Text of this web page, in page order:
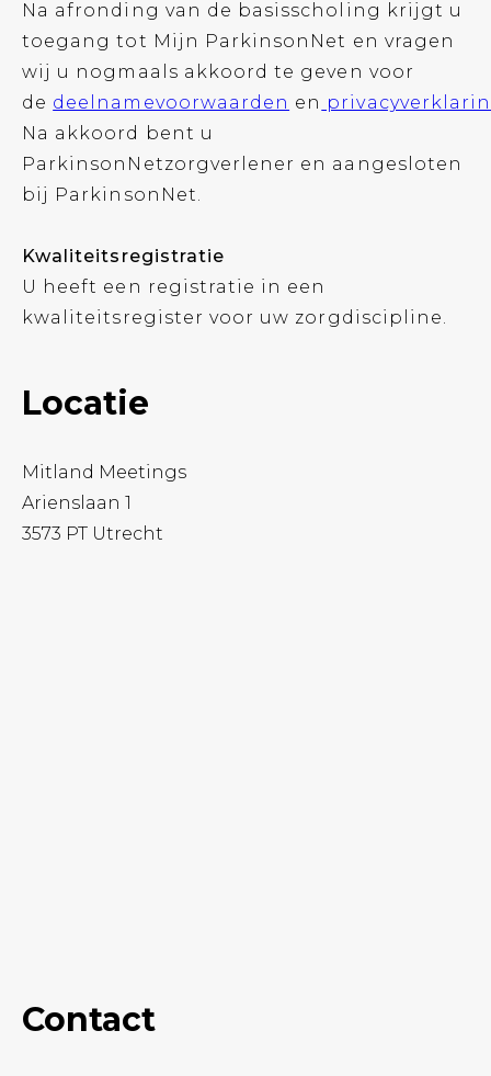
Na afronding van de basisscholing krijgt u
toegang tot Mijn ParkinsonNet en vragen
wij u nogmaals akkoord te geven voor
de deelnamevoorwaarden en
Na akkoord bent u
ParkinsonNetzorgverlener en aangesloten
bij ParkinsonNet.
Kwaliteitsregistratie
U heeft een registratie in een
kwaliteitsregister voor uw zorgdiscipline.
Locatie
Mitland Meetings
Arienslaan 1
3573 PT Utrecht
Contact